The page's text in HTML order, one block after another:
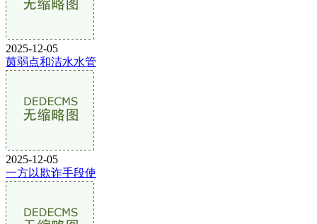
2025-12-05
茵弱点和洁水水管
2025-12-05
一方以欺诈手段使